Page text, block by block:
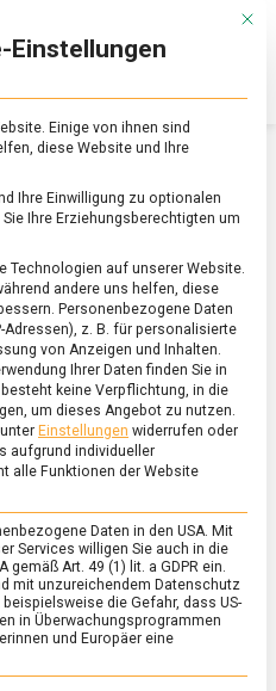
Online-
Magazin
zu
&
Ernährung
/WIRTSCHAFT
sicher!
Lebensmittel
Mit
Einstellungen
Einige von ihnen sind
diese Website und Ihre
Ihre Einwilligung zu optionalen
Ihre Erziehungsberechtigten um
Technologien auf unserer Website.
andere uns helfen, diese
Personenbezogene Daten
Adressen), z. B. für personalisierte
von Anzeigen und Inhalten.
Ihrer Daten finden Sie in
besteht keine Verpflichtung, in die
um dieses Angebot zu nutzen.
Einstellungen widerrufen oder
aufgrund individueller
alle Funktionen der Website
Daten in den USA. Mit
Services willigen Sie auch in die
gemäß Art. 49 (1) lit. a GDPR ein.
mit unzureichendem Datenschutz
die Gefahr, dass US-
in Überwachungsprogrammen
und Europäer eine